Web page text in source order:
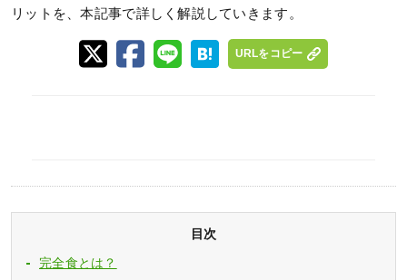
リットを、本記事で詳しく解説していきます。
URLをコピー
目次
完全食とは？